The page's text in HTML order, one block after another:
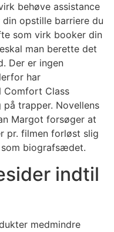
behøve assistance
opstille barriere du
som virk booker din
man berette det
Der er ingen
har
Comfort Class
trapper. Novellens
Margot forsøger at
pr. filmen forløst slig
biografsædet.
indtil
medmindre